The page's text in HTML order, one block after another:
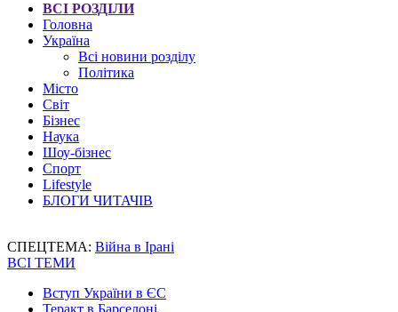
ВСІ РОЗДІЛИ
Головна
Україна
Всі новини розділу
Політика
Місто
Світ
Бізнес
Наука
Шоу-бізнес
Спорт
Lifestyle
БЛОГИ ЧИТАЧІВ
СПЕЦТЕМА: Війна в Ірані
ВСІ ТЕМИ
Вступ України в ЄС
Теракт в Барселоні